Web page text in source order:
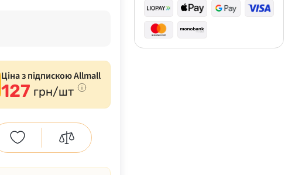
Ціна з підпискою Allmall
127 грн/шт